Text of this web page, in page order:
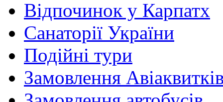
Відпочинок у Карпатх
Санаторії України
Подійні тури
Замовлення